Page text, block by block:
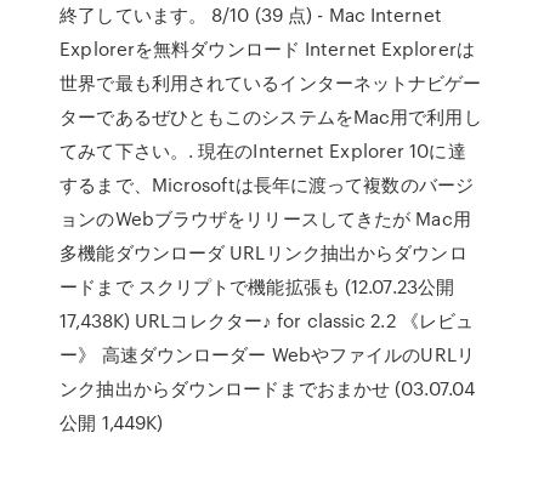
終了しています。 8/10 (39 点) - Mac Internet
Explorerを無料ダウンロード Internet Explorerは
世界で最も利用されているインターネットナビゲー
ターであるぜひともこのシステムをMac用で利用し
てみて下さい。. 現在のInternet Explorer 10に達
するまで、Microsoftは長年に渡って複数のバージ
ョンのWebブラウザをリリースしてきたが Mac用
多機能ダウンローダ URLリンク抽出からダウンロ
ードまで スクリプトで機能拡張も (12.07.23公開
17,438K) URLコレクター♪ for classic 2.2 《レビュ
ー》 高速ダウンローダー WebやファイルのURLリ
ンク抽出からダウンロードまでおまかせ (03.07.04
公開 1,449K)